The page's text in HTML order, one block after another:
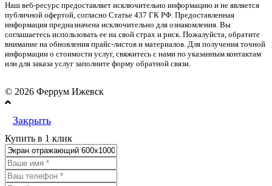
Наш веб-ресурс предоставляет исключительно информацию и не является
публичной офертой, согласно Статье 437 ГК РФ. Предоставленная
информация предназначена исключительно для ознакомления. Вы
соглашаетесь использовать ее на свой страх и риск. Пожалуйста, обратите
внимание на обновления прайс-листов и материалов. Для получения точной
информации о стоимости услуг, свяжитесь с нами по указанным контактам
или для заказа услуг заполните форму обратной связи.
© 2026 Феррум Ижевск
Закрыть
Купить в 1 клик